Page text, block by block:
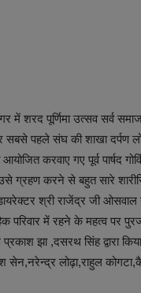
शरद पूर्णिमा उत्सव सर्व
पहले संघ की शाखा दर्पण
करवाए गए पूर्व पार्षद
ग्रहण करने से बहुत सारे
श्री राजेंद्र जी
में रहने के महत्व पर
झा ,दसरथ सिंह द्वारा
सेन,नरेन्द्र लोढ़ा,राहुल